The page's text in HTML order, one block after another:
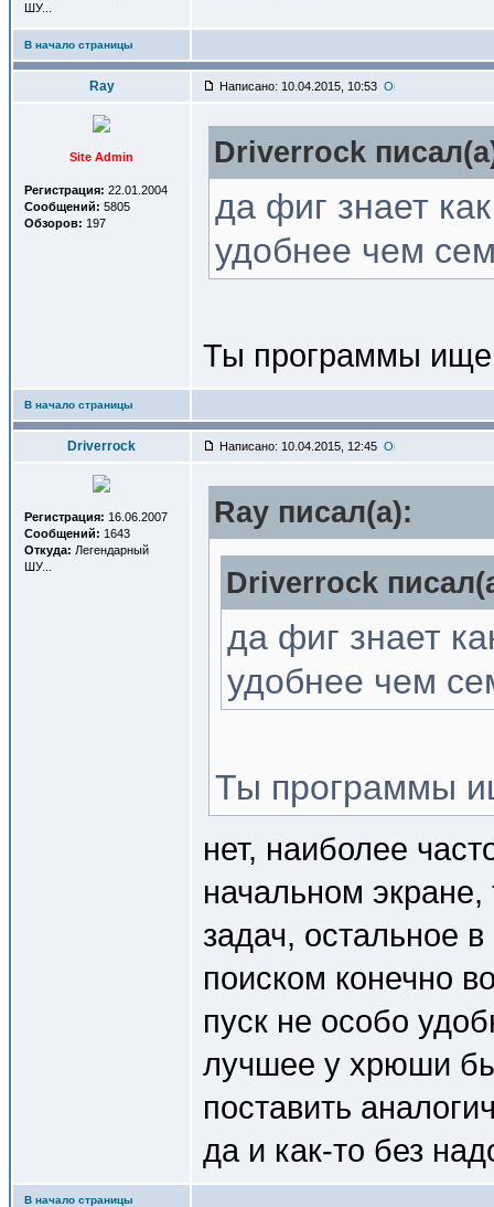
ШУ...
В начало страницы
Ray Написано: 10.04.2015, 10:53
Site Admin
Регистрация: 22.01.2004
Сообщений: 5805
Обзоров: 197
Driverrock
да фиг знает
удобнее чем
Ты программы
В начало страницы
Driverrock Написано: 10.04.2015, 12:45
Регистрация: 16.06.2007
Сообщений: 1643
Откуда: Легендарный
ШУ...
Ray писал(a):
Driverrock
да фиг знает
удобнее чем
Ты программы
нет, наиболее
начальном
задач, остальное
поиском конечно
пуск не особо
лучшее у хрюши
поставить
да и как-то без
В начало страницы